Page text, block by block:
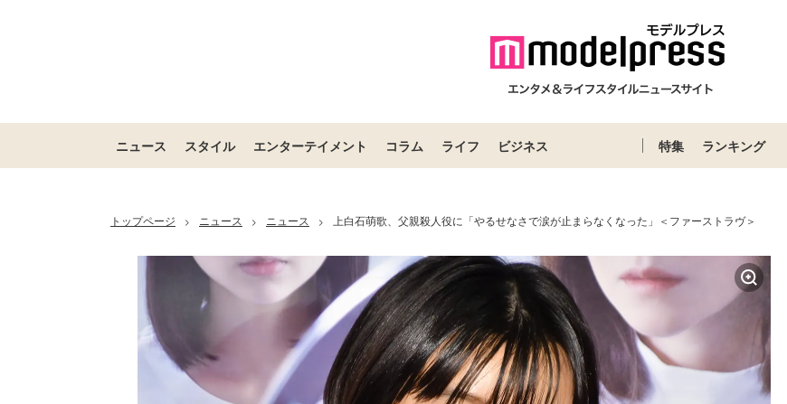
ニュース スタイル エンターテイメント コラム ライフ ビジネス 特集 ランキング
トップページ > ニュース > ニュース > 上白石萌歌、父親殺人役に「やるせなさで涙が止まらなくなった」＜ファーストラヴ＞